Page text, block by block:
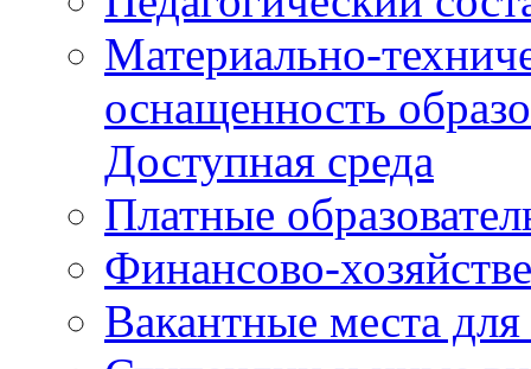
Материально-
оснащенность
Доступная среда
Платные
Финансово-
Вакантные места